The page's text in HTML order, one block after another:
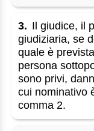
3. Il giudice, il
giudiziaria, se
quale è
persona
sono privi,
cui nominativo
comma 2.